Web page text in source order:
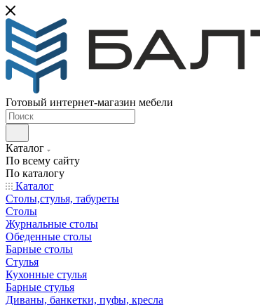
Готовый интернет-магазин мебели
Каталог
По всему сайту
По каталогу
Каталог
Столы,стулья, табуреты
Столы
Журнальные столы
Обеденные столы
Барные столы
Стулья
Кухонные стулья
Барные стулья
Диваны, банкетки, пуфы, кресла